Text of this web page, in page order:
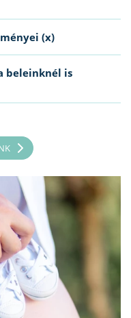
(x)
beleinknél is